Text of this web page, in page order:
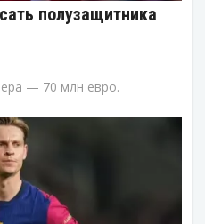
полузащитника
— 70 млн евро.